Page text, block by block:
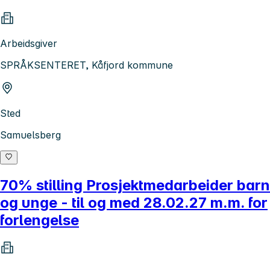
Arbeidsgiver
SPRÅKSENTERET, Kåfjord kommune
Sted
Samuelsberg
70% stilling Prosjektmedarbeider barn
og unge - til og med 28.02.27 m.m. for
forlengelse